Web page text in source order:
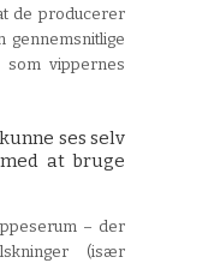
de producerer
gennemsnitlige
som vippernes
ses selv
at bruge
– der
(især